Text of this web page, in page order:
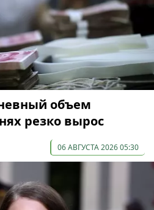
объем
резко вырос
06 АВГУСТА 2026 05:30